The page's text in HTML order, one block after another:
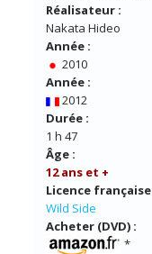
Réalisateur :
Nakata Hideo
Année :
2010
Année :
2012
Durée :
1 h 47
Âge :
12 ans et +
Licence française
Wild Side
Acheter (DVD) :
*